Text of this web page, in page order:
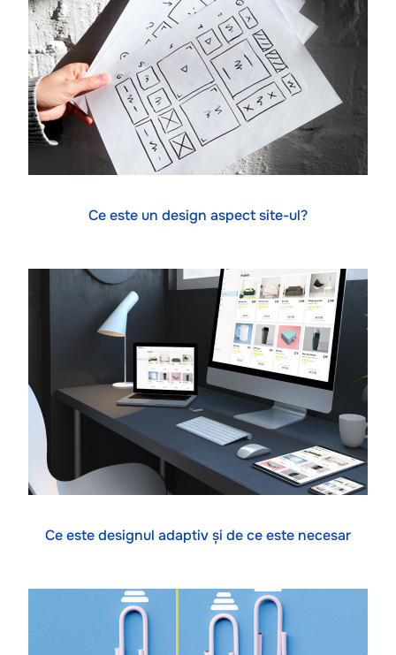
Ce este un design aspect site-ul?
Ce este designul adaptiv și de ce este necesar